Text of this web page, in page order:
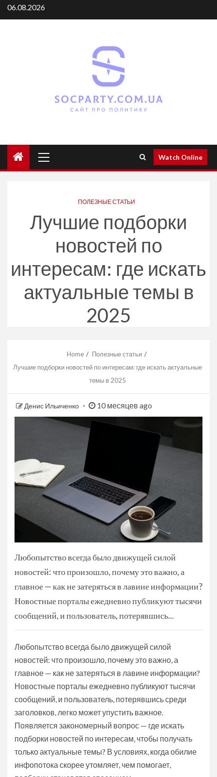
Skip
to
06.08.2026
Menu
Watch Online
ПОЛЕЗНЫЕ СТАТЬИ
Лучшие подборки
новостей по
интересам: где искать
актуальные темы в
2025
Home
Полезные статьи
Лучшие подборки новостей по интересам: где искать актуальные
темы в 2025
Денис Ильиченко 10 месяцев ago
Любопытство всегда было движущей силой
новостей: что произошло, почему это важно, а
главное — как не затеряться в лавине информации?
Новостные порталы ежедневно публикуют тысячи
сообщений, и пользователь, потерявшись...
Любопытство всегда было движущей силой
новостей: что произошло, почему это важно, а
главное — как не затеряться в лавине информации?
Новостные порталы ежедневно публикуют тысячи
сообщений, и пользователь, потерявшись среди
заголовков, легко может упустить важное.
Появляется закономерный вопрос — где искать
подборки новостей по интересам, чтобы получать
только актуальные темы? В условиях, когда обилие
инфопотока скорее утомляет, чем помогает,